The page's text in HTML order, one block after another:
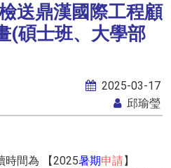
送鼎漢國際工程顧
(碩士班、大學部
2025-03-17
邱瑜瑩
時間為 【2025暑期申請】